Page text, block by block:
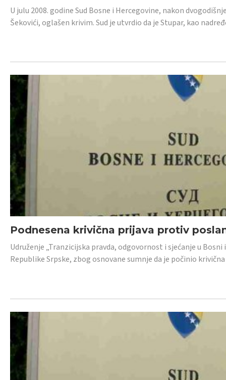
U julu 2008. godine Sud Bosne i Hercegovine, nakon
Šekovići, oglašen krivim. Sud je utvrdio da je Stupar, kao
Podnesena krivična prijava protiv
Udruženje „Tranzicijska pravda, odgovornost i sjećanje u
Republike Srpske, zbog osnovane sumnje da je počinio